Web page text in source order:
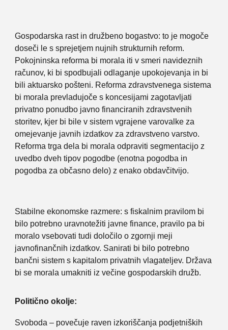
Gospodarska rast in družbeno bogastvo: to je mogoče
doseči le s sprejetjem nujnih strukturnih reform.
Pokojninska reforma bi morala iti v smeri navideznih
računov, ki bi spodbujali odlaganje upokojevanja in bi
bili aktuarsko pošteni. Reforma zdravstvenega sistema
bi morala prevladujoče s koncesijami zagotavljati
privatno ponudbo javno financiranih zdravstvenih
storitev, kjer bi bile v sistem vgrajene varovalke za
omejevanje javnih izdatkov za zdravstveno varstvo.
Reforma trga dela bi morala odpraviti segmentacijo z
uvedbo dveh tipov pogodbe (enotna pogodba in
pogodba za občasno delo) z enako obdavčitvijo.
Stabilne ekonomske razmere: s fiskalnim pravilom bi
bilo potrebno uravnotežiti javne finance, pravilo pa bi
moralo vsebovati tudi določilo o zgornji meji
javnofinančnih izdatkov. Sanirati bi bilo potrebno
bančni sistem s kapitalom privatnih vlagateljev. Država
bi se morala umakniti iz večine gospodarskih družb.
Politično okolje:
Svoboda – povečuje raven izkoriščanja podjetniških